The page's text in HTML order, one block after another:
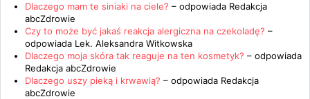
Dlaczego mam te siniaki na ciele? – odpowiada Redakcja
abcZdrowie
Czy to może być jakaś reakcja alergiczna na czekoladę? –
odpowiada Lek. Aleksandra Witkowska
Dlaczego moja skóra tak reaguje na ten kosmetyk? – odpowiada
Redakcja abcZdrowie
Dlaczego uszy pieką i krwawią? – odpowiada Redakcja
abcZdrowie